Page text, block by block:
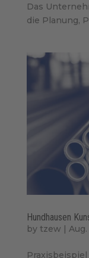
Das
die Planung,
Hundhausen
by tzew |